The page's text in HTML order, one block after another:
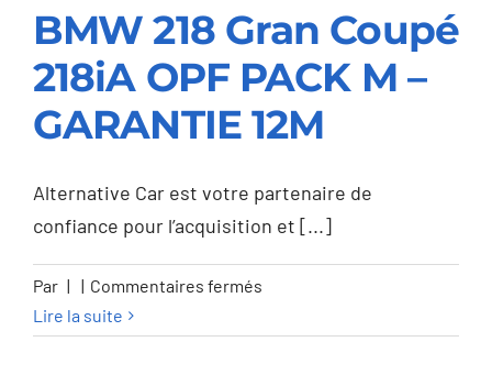
BMW 218 Gran Coupé
GARANTIE 12M
BMW 218 Gran Coupé
218iA OPF PACK M –
GARANTIE 12M
Alternative Car est votre partenaire de
confiance pour l’acquisition et [...]
Par | | Commentaires fermés
218
Lire la suite